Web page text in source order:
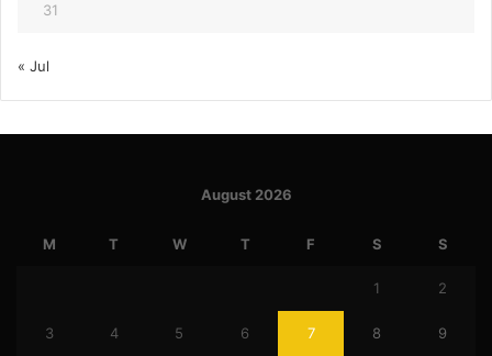
31
« Jul
August 2026
M T W T F S S
1 2
3 4 5 6 7 8 9